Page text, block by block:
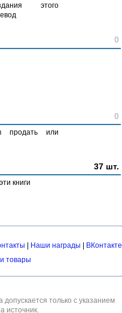
этого
0
0
продать или
37 шт.
книги
Наши награды
ВКонтакте
товары
только с указанием
источник.